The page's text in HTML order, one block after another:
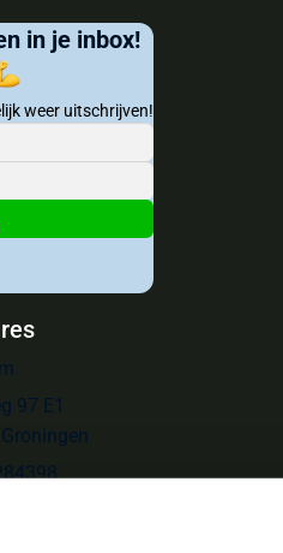
in je inbox!
weer uitschrijven!
97 E1